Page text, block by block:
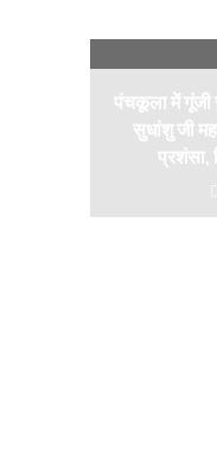
पंचकूला में
सुधांशु जी
प्रशंसा,